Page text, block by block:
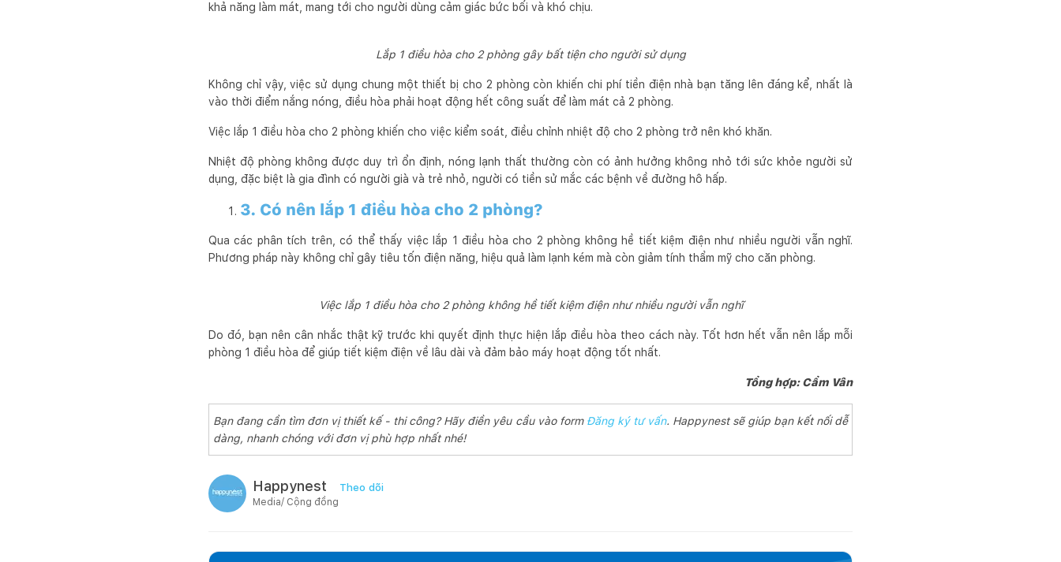
khả năng làm mát, mang tới cho người dùng cảm giác bức bối và khó chịu.
Lắp 1 điều hòa cho 2 phòng gây bất tiện cho người sử dụng
Không chỉ vậy, việc sử dụng chung một thiết bị cho 2 phòng còn khiến chi phí tiền điện nhà bạn tăng lên đáng kể, nhất là
vào thời điểm nắng nóng, điều hòa phải hoạt động hết công suất để làm mát cả 2 phòng.
Việc lắp 1 điều hòa cho 2 phòng khiến cho việc kiểm soát, điều chỉnh nhiệt độ cho 2 phòng trở nên khó khăn.
Nhiệt độ phòng không được duy trì ổn định, nóng lạnh thất thường còn có ảnh hưởng không nhỏ tới sức khỏe người sử
dụng, đặc biệt là gia đình có người già và trẻ nhỏ, người có tiền sử mắc các bệnh về đường hô hấp.
3. Có nên lắp 1 điều hòa cho 2 phòng?
Qua các phân tích trên, có thể thấy việc lắp 1 điều hòa cho 2 phòng không hề tiết kiệm điện như nhiều người vẫn nghĩ.
Phương pháp này không chỉ gây tiêu tốn điện năng, hiệu quả làm lạnh kém mà còn giảm tính thẩm mỹ cho căn phòng.
Việc lắp 1 điều hòa cho 2 phòng không hề tiết kiệm điện như nhiều người vẫn nghĩ
Do đó, bạn nên cân nhắc thật kỹ trước khi quyết định thực hiện lắp điều hòa theo cách này. Tốt hơn hết vẫn nên lắp mỗi
phòng 1 điều hòa để giúp tiết kiệm điện về lâu dài và đảm bảo máy hoạt động tốt nhất.
Tổng hợp: Cẩm Vân
Bạn đang cần tìm đơn vị thiết kế - thi công? Hãy điền yêu cầu vào form Đăng ký tư vấn. Happynest sẽ giúp bạn kết nối dễ
dàng, nhanh chóng với đơn vị phù hợp nhất nhé!
Happynest Theo dõi
Media/ Cộng đồng